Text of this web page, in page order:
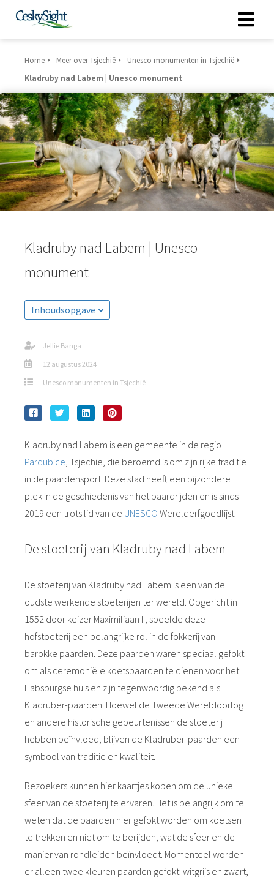
Home Meer over Tsjechië
Unesco monumenten in Tsjechië
Kladruby nad Labem | Unesco monument
Kladruby nad Labem | Unesco
monument
Inhoudsopgave
Jellie Banga
12 augustus 2024
Unesco monumenten in Tsjechië
Kladruby nad Labem is een gemeente in de regio
Pardubice , Tsjechië, die beroemd is om zijn rijke traditie
in de paardensport. Deze stad heeft een bijzondere
plek in de geschiedenis van het paardrijden en is sinds
2019 een trots lid van de UNESCO Werelderfgoedlijst.
De stoeterij van Kladruby nad Labem
De stoeterij van Kladruby nad Labem is een van de
oudste werkende stoeterijen ter wereld. Opgericht in
1552 door keizer Maximiliaan II, speelde deze
hofstoeterij een belangrijke rol in de fokkerij van
barokke paarden. Deze paarden waren speciaal gefokt
om als ceremoniële koetspaarden te dienen voor het
Habsburgse huis en zijn tegenwoordig bekend als
Kladruber-paarden. Hoewel de Tweede Wereldoorlog
en andere historische gebeurtenissen de stoeterij
hebben beïnvloed, blijven de Kladruber-paarden een
symbool van traditie en kwaliteit.
Bezoekers kunnen hier kaartjes kopen om de unieke
sfeer van de stoeterij te ervaren. Het is belangrijk om te
weten dat de paarden hier gefokt worden om koetsen
te trekken en niet om te berijden, wat de sfeer en de
manier van rondleiden beïnvloedt. Momenteel worden
er alleen twee kleuren paarden gefokt: witgrijs en zwart,